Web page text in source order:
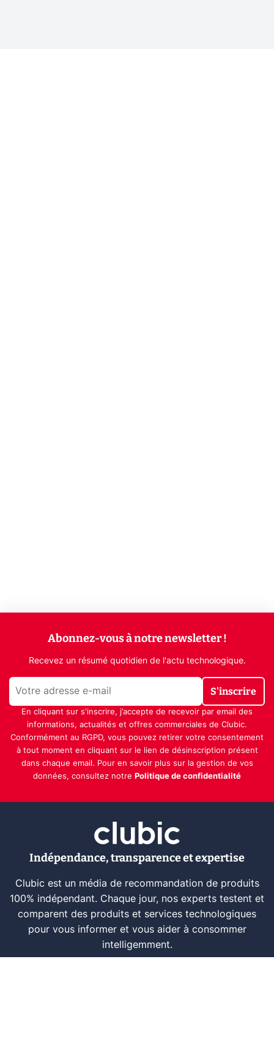
Abonnez-vous à notre newsletter !
Recevez un résumé quotidien de l'actu technologique.
S'inscrire
En cliquant sur s'inscrire, j’accepte de recevoir par email des
informations, actualités et offres commerciales de Clubic.
Conformément au RGPD, vous pouvez retirer votre consentement
à tout moment en cliquant sur le lien de désinscription présent
dans chaque email. Pour en savoir plus sur la gestion de vos
données, consultez notre Politique de confidentialité
Indépendance, transparence et expertise
Clubic est un média de recommandation de produits
100% indépendant. Chaque jour, nos experts testent et
comparent des produits et services technologiques
pour vous informer et vous aider à consommer
intelligemment.